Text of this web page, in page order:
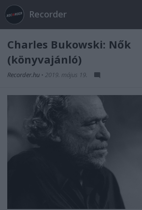
Recorder
Charles Bukowski: Nők
(könyvajánló)
Recorder.hu • 2019. május 19.